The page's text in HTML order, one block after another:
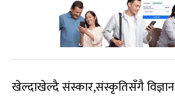
खेल्दाखेल्दै संस्कार,संस्कृतिसँगै